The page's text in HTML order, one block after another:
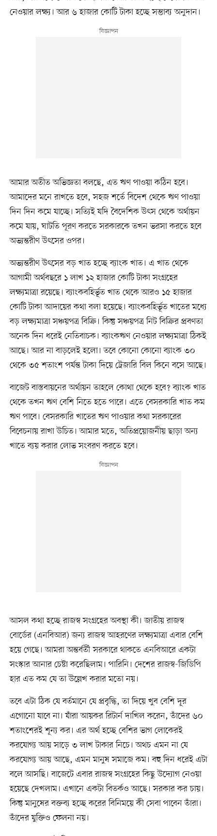
নেওয়ার লক্ষ্য। আর ৬ হাজার কোটি টাকা হচ্ছে সম্ভাব্য অনুদান।
আমার অতীত অভিজ্ঞতা বলছে, এত ঋণ পাওয়া কঠিন হবে।
আমাদের মনে রাখতে হবে, সহজ শর্তে বিদেশ থেকে ঋণ পাওয়া
দিন দিন কমে যাচ্ছে। সত্যিই যদি বৈদেশিক উৎস থেকে অর্থায়ন
কমে যায়, ঘাটতি পূরণ করতে সরকারকে তখন ভরসা করতে হবে
অভ্যন্তরীণ উৎসের ওপর।
অভ্যন্তরীণ উৎসের বড় খাত হচ্ছে ব্যাংক খাত। এ খাত থেকে
আগামী অর্থবছরে ১ লাখ ১২ হাজার কোটি টাকা সংগ্রহের
লক্ষ্যমাত্রা রয়েছে। ব্যাংকবহির্ভূত খাত থেকে আরও ১৫ হাজার
কোটি টাকা আদায়ের কথা বলা হয়েছে। ব্যাংকবহির্ভূত খাতের মধ্যে
বড় লক্ষ্যমাত্রা সঞ্চয়পত্র বিক্রি। কিন্তু সঞ্চয়পত্র নিট বিক্রির প্রবণতা
অনেক দিন ধরেই নেতিবাচক। ব্যাংকঋণ নেওয়ার লক্ষ্যমাত্রা ঠিকই
আছে। আর না বাড়লেই হলো। তবে কোনো কোনো ব্যাংক ৩০
থেকে ৩৫ শতাংশ পর্যন্ত টাকা দিয়ে ট্রেজারি বিল কিনে বসে আছে।
বাজেট বাস্তবায়নের অর্থায়ন তাহলে কোথা থেকে হবে? ব্যাংক খাত
থেকে তখন ঋণ বেশি নিতে হতে পারে। এতে বেসরকারি খাত কম
ঋণ পাবে। বেসরকারি খাতের ঋণ পাওয়ার কথা সরকারের
বিবেচনায় রাখা উচিত। আমার মতে, অতিপ্রয়োজনীয় ছাড়া অন্য
খাতে ব্যয় করার লোভ সংবরণ করতে হবে।
আসল কথা হচ্ছে রাজস্ব সংগ্রহের অবস্থা কী। জাতীয় রাজস্ব
বোর্ডের (এনবিআর) জন্য রাজস্ব আহরণের লক্ষ্যমাত্রা এবার বেশি
হয়ে গেছে। আমরা অন্তর্বর্তী সরকারে থাকতে এনবিআরে একটা
সংস্কার আনার চেষ্টা করেছিলাম। পারিনি। দেশের রাজস্ব-জিডিপি
হার এত কম যে তা উল্লেখ করার মতো নয়।
তবে এটা ঠিক যে বর্তমানে যে প্রবৃদ্ধি, তা দিয়ে খুব বেশি দূর
এগোনো যাবে না। যাঁরা আয়কর রিটার্ন দাখিল করেন, তাঁদের ৬০
শতাংশেরই শূন্য কর। এর অর্থ হচ্ছে বেশির ভাগ লোকেরই
করযোগ্য আয় সাড়ে ৩ লাখ টাকার নিচে। অথচ এমন না যে
করযোগ্য আয় আছে, এমন মানুষ সমাজে কম। বহু দিন ধরেই এটা
বলে আসছি। বাজেটে এবার রাজস্ব সংগ্রহের কিছু উদ্যোগ নেওয়া
হয়েছে দেখলাম। এখানে একটা বিতর্কও আছে। সরকার কর চায়।
কিন্তু মানুষের বক্তব্য হচ্ছে করের বিনিময়ে কী সেবা পাবেন তাঁরা।
তাঁদের যুক্তিও ফেলনা নয়।